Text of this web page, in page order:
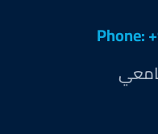
Phone: